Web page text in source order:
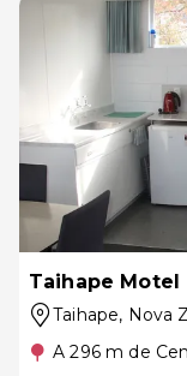
Taihape Motel
Taihape, Nova
A 296 m de